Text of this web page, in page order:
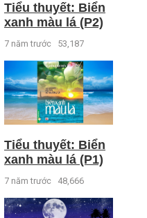
Tiểu thuyết: Biển
xanh màu lá (P2)
7 năm trước 53,187
Tiểu thuyết: Biển
xanh màu lá (P1)
7 năm trước 48,666